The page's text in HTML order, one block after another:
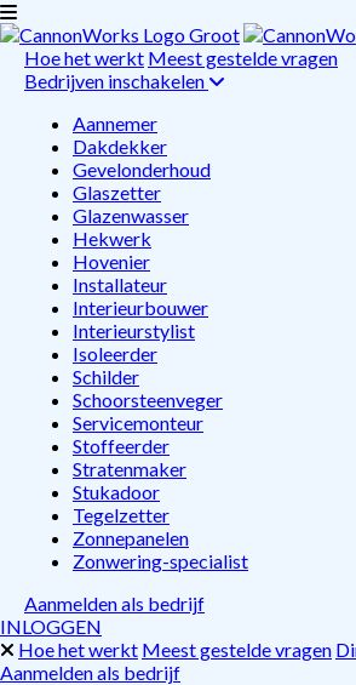
Hoe het werkt Meest gestelde vragen
Bedrijven inschakelen
Aannemer
Dakdekker
Gevelonderhoud
Glaszetter
Glazenwasser
Hekwerk
Hovenier
Installateur
Interieurbouwer
Interieurstylist
Isoleerder
Schilder
Schoorsteenveger
Servicemonteur
Stoffeerder
Stratenmaker
Stukadoor
Tegelzetter
Zonnepanelen
Zonwering-specialist
Aanmelden als bedrijf
INLOGGEN
Hoe het werkt Meest gestelde vragen
Aanmelden als bedrijf